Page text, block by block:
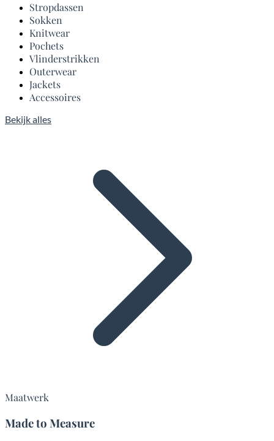
Stropdassen
Sokken
Knitwear
Pochets
Vlinderstrikken
Outerwear
Jackets
Accessoires
Bekijk alles
Maatwerk
Made to Measure